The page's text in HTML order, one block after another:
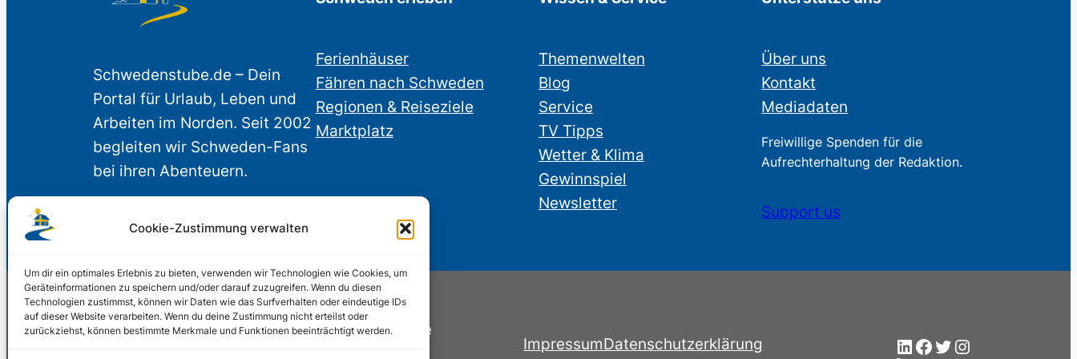
Cookie-Zustimmung verwalten
Um dir ein optimales Erlebnis zu bieten, verwenden wir Technologien wie Cookies, um
Geräteinformationen zu speichern und/oder darauf zuzugreifen. Wenn du diesen
Technologien zustimmst, können wir Daten wie das Surfverhalten oder eindeutige IDs
auf dieser Website verarbeiten. Wenn du deine Zustimmung nicht erteilst oder
zurückziehst, können bestimmte Merkmale und Funktionen beeinträchtigt werden.
Schwedenstube.de – Dein
Portal für Urlaub, Leben und
Arbeiten im Norden. Seit 2002
begleiten wir Schweden-Fans
bei ihren Abenteuern.
Ferienhäuser
Fähren nach Schweden
Regionen & Reiseziele
Marktplatz
Themenwelten
Blog
Service
TV Tipps
Wetter & Klima
Gewinnspiel
Newsletter
Über uns
Kontakt
Mediadaten
Freiwillige Spenden für die
Aufrechterhaltung der Redaktion.
Support us
© 2002 – 2026 Schwedenstube.de
ImpressumDatenschutzerklärung LinkedIn
Facebook
Twitter
Instagram